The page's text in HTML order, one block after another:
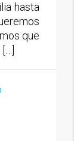
hasta
que